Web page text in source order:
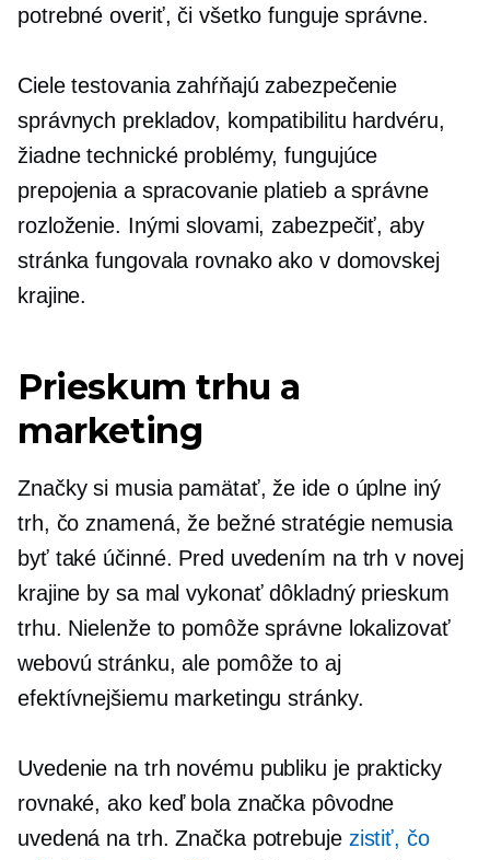
potrebné overiť, či všetko funguje správne.
Ciele testovania zahŕňajú zabezpečenie
správnych prekladov, kompatibilitu hardvéru,
žiadne technické problémy, fungujúce
prepojenia a spracovanie platieb a správne
rozloženie. Inými slovami, zabezpečiť, aby
stránka fungovala rovnako ako v domovskej
krajine.
Prieskum trhu a
marketing
Značky si musia pamätať, že ide o úplne iný
trh, čo znamená, že bežné stratégie nemusia
byť také účinné. Pred uvedením na trh v novej
krajine by sa mal vykonať dôkladný prieskum
trhu. Nielenže to pomôže správne lokalizovať
webovú stránku, ale pomôže to aj
efektívnejšiemu marketingu stránky.
Uvedenie na trh novému publiku je prakticky
rovnaké, ako keď bola značka pôvodne
uvedená na trh. Značka potrebuje zistiť, čo